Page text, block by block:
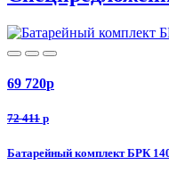
69 720p
72 411 p
Батарейный комплект БРК